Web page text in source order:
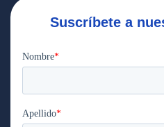
Suscríbete a